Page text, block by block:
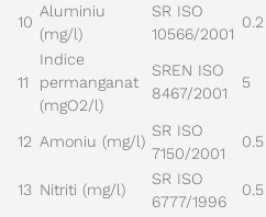
10
Aluminiu
(mg/l)
SR ISO
10566/2001
0.2
11
Indice
permanganat
(mgO2/l)
SREN ISO
8467/2001
5
12 Amoniu (mg/l)
SR ISO
7150/2001
0.5
13 Nitriti (mg/l)
SR ISO
6777/1996
0.5